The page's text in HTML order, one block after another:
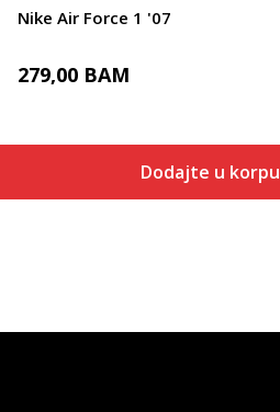
Nike Air Force 1 '07
279,00 BAM
Dodajte u korpu